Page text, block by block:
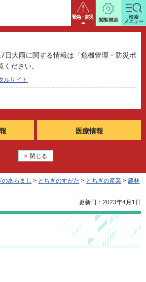
緊急・防災
日大雨に関する情報は「危機管理・防災ポ
ださい。
ルサイト
医療情報
閉じる
閲覧補助
検索
メニュー
のあらまし > とちぎのすがた > とちぎの産業 > 農林
更新日：2023年4月1日